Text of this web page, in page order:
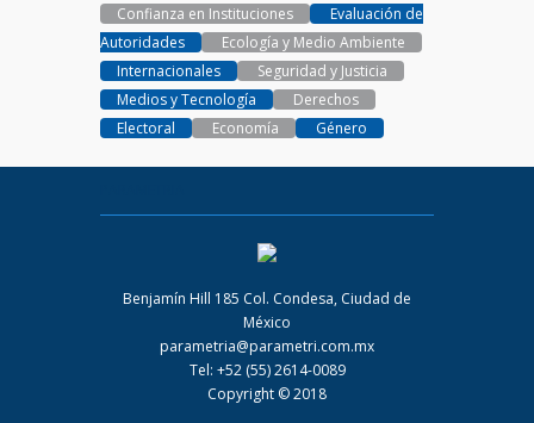
Confianza en Instituciones
Evaluación de
Autoridades
Ecología y Medio Ambiente
Internacionales
Seguridad y Justicia
Medios y Tecnología
Derechos
Electoral
Economía Género
Benjamín Hill 185 Col. Condesa, Ciudad de
México
parametria@parametri.com.mx
Tel: +52 (55) 2614-0089
Copyright © 2018